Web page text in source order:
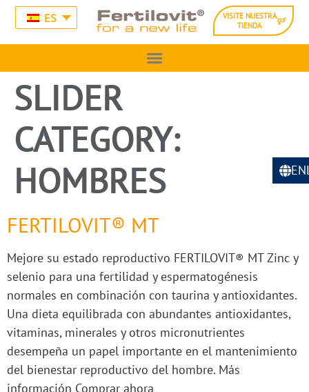
ES
VISITE NUESTRA
TIENDA
SLIDER
CATEGORY:
HOMBRES
FERTILOVIT® MT
Mejore su estado reproductivo FERTILOVIT® MT Zinc y
selenio para una fertilidad y espermatogénesis
normales en combinación con taurina y antioxidantes.
Una dieta equilibrada con abundantes antioxidantes,
vitaminas, minerales y otros micronutrientes
desempeña un papel importante en el mantenimiento
del bienestar reproductivo del hombre. Más
información Comprar ahora